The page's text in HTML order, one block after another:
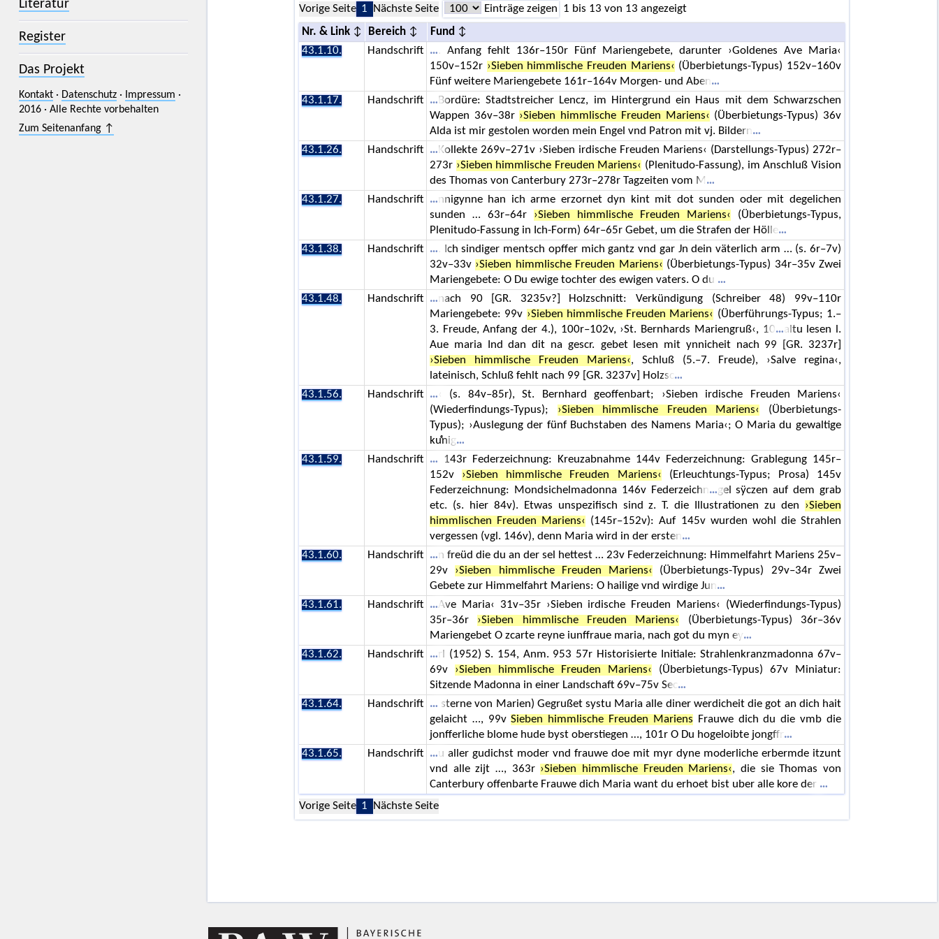
Literatur
Register
Das Projekt
Kontakt· Datenschutz· Impressum ·
2016 · Alle Rechte vorbehalten
Zum Seitenanfang ↑
Vorige Seite 1 Nächste Seite Einträge zeigen 1 bis 13 von 13 angezeigt
Nr. & Link Bereich
Fund
43.1.10.
Handschrift
. Anfang fehlt 136r–150r Fünf Mariengebete, darunter ›Goldenes Ave Maria‹
150v–152r ›Sieben himmlische Freuden Mariens‹ (Überbietungs-Typus) 152v–160v
Fünf weitere Mariengebete 161r–164v Morgen- und Aben
43.1.17.
Handschrift
Bordüre: Stadtstreicher Lencz, im Hintergrund ein Haus mit dem Schwarzschen
Wappen 36v–38r ›Sieben himmlische Freuden Mariens‹ (Überbietungs-Typus) 36v
Alda ist mir gestolen worden mein Engel vnd Patron mit vj. Bildern
43.1.26.
Handschrift
Kollekte 269v–271v ›Sieben irdische Freuden Mariens‹ (Darstellungs-Typus) 272r–
273r ›Sieben himmlische Freuden Mariens‹ (Plenitudo-Fassung), im Anschluß Vision
des Thomas von Canterbury 273r–278r Tagzeiten vom M
43.1.27.
Handschrift
nnigynne han ich arme erzornet dyn kint mit dot sunden oder mit degelichen
sunden … 63r–64r ›Sieben himmlische Freuden Mariens‹
(Überbietungs-Typus,
Plenitudo-Fassung in Ich-Form) 64r–65r Gebet, um die Strafen der Hölle
43.1.38.
Handschrift
. Ich sindiger mentsch opffer mich gantz vnd gar Jn dein väterlich arm … (s. 6r–7v)
32v–33v ›Sieben himmlische Freuden Mariens‹ (Überbietungs-Typus) 34r–35v Zwei
Mariengebete: O Du ewige tochter des ewigen vaters. O du
43.1.48.
Handschrift
nach 90 [GR. 3235v?] Holzschnitt: Verkündigung (Schreiber 48) 99v–110r
Mariengebete: 99v ›Sieben himmlische Freuden Mariens‹ (Überführungs-Typus; 1.–
3. Freude, Anfang der 4.), 100r–102v, ›St. Bernhards Mariengruß‹, 10
altu lesen l.
Aue maria Ind dan dit na gescr. gebet lesen mit ynnicheit nach 99 [GR. 3237r]
›Sieben himmlische Freuden Mariens‹, Schluß (5.–7. Freude), ›Salve regina‹,
lateinisch, Schluß fehlt nach 99 [GR. 3237v] Holzsc
43.1.56.
Handschrift
‹ (s. 84v–85r), St. Bernhard geoffenbart; ›Sieben irdische Freuden Mariens‹
(Wiederfindungs-Typus); ›Sieben himmlische Freuden Mariens‹
(Überbietungs-
Typus); ›Auslegung der fünf Buchstaben des Namens Maria‹; O Maria du gewaltige
kuͤnig
43.1.59.
Handschrift
143r Federzeichnung: Kreuzabnahme 144v Federzeichnung: Grablegung 145r–
152v ›Sieben himmlische Freuden Mariens‹ (Erleuchtungs-Typus; Prosa) 145v
Federzeichnung: Mondsichelmadonna 146v Federzeichn
gel sÿczen auf dem grab
etc. (s. hier 84v). Etwas unspezifisch sind z. T. die Illustrationen zu den ›Sieben
himmlischen Freuden Mariens‹
(145r–152v): Auf 145v wurden wohl die Strahlen
vergessen (vgl. 146v), denn Maria wird in der ersten
43.1.60.
Handschrift
n freüd die du an der sel hettest … 23v Federzeichnung: Himmelfahrt Mariens 25v–
29v ›Sieben himmlische Freuden Mariens‹
(Überbietungs-Typus) 29v–34r Zwei
Gebete zur Himmelfahrt Mariens: O hailige vnd wirdige Jun
43.1.61.
Handschrift
Ave Maria‹ 31v–35r ›Sieben irdische Freuden Mariens‹ (Wiederfindungs-Typus)
35r–36r ›Sieben himmlische Freuden Mariens‹
(Überbietungs-Typus) 36r–36v
Mariengebet O zcarte reyne iunffraue maria, nach got du myn ey
43.1.62.
Handschrift
rl (1952) S. 154, Anm. 953 57r Historisierte Initiale: Strahlenkranzmadonna 67v–
69v ›Sieben himmlische Freuden Mariens‹
(Überbietungs-Typus) 67v Miniatur:
Sitzende Madonna in einer Landschaft 69v–75v Sec
43.1.64.
Handschrift
sterne von Marien) Gegrußet systu Maria alle diner werdicheit die got an dich hait
gelaicht …, 99vSieben himmlische Freuden Mariens Frauwe dich du die vmb die
jonfferliche blome hude byst oberstiegen …, 101r O Du hogeloibte jongffr
43.1.65.
Handschrift
u aller gudichst moder vnd frauwe doe mit myr dyne moderliche erbermde itzunt
vnd alle zijt …, 363r ›Sieben himmlische Freuden Mariens‹, die sie Thomas von
Canterbury offenbarte Frauwe dich Maria want du erhoet bist uber alle kore der
Vorige Seite 1 Nächste Seite